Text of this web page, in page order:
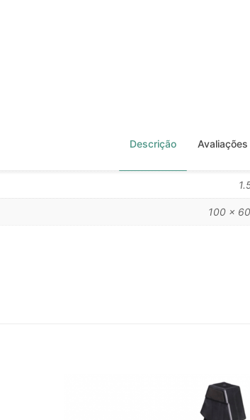
Descrição Avaliações
100 ×